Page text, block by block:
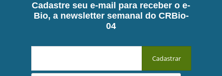
Cadastre seu e-mail para receber o e-
Bio, a newsletter semanal do CRBio-
04